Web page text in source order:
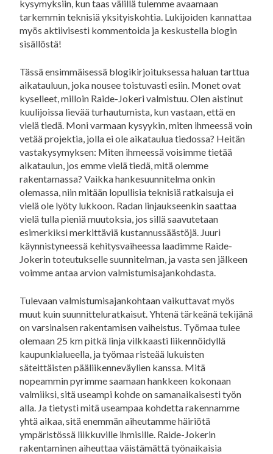
kysymyksiin, kun taas välillä tulemme avaamaan
tarkemmin teknisiä yksityiskohtia. Lukijoiden kannattaa
myös aktiivisesti kommentoida ja keskustella blogin
sisällöstä!
Tässä ensimmäisessä blogikirjoituksessa haluan tarttua
aikatauluun, joka nousee toistuvasti esiin. Monet ovat
kyselleet, milloin Raide-Jokeri valmistuu. Olen aistinut
kuulijoissa lievää turhautumista, kun vastaan, että en
vielä tiedä. Moni varmaan kysyykin, miten ihmeessä voin
vetää projektia, jolla ei ole aikataulua tiedossa? Heitän
vastakysymyksen: Miten ihmeessä voisimme tietää
aikataulun, jos emme vielä tiedä, mitä olemme
rakentamassa? Vaikka hankesuunnitelma onkin
olemassa, niin mitään lopullisia teknisiä ratkaisuja ei
vielä ole lyöty lukkoon. Radan linjaukseenkin saattaa
vielä tulla pieniä muutoksia, jos sillä saavutetaan
esimerkiksi merkittäviä kustannussäästöjä. Juuri
käynnistyneessä kehitysvaiheessa laadimme Raide-
Jokerin toteutukselle suunnitelman, ja vasta sen jälkeen
voimme antaa arvion valmistumisajankohdasta.
Tulevaan valmistumisajankohtaan vaikuttavat myös
muut kuin suunnitteluratkaisut. Yhtenä tärkeänä tekijänä
on varsinaisen rakentamisen vaiheistus. Työmaa tulee
olemaan 25 km pitkä linja vilkkaasti liikennöidyllä
kaupunkialueella, ja työmaa risteää lukuisten
säteittäisten pääliikenneväylien kanssa. Mitä
nopeammin pyrimme saamaan hankkeen kokonaan
valmiiksi, sitä useampi kohde on samanaikaisesti työn
alla. Ja tietysti mitä useampaa kohdetta rakennamme
yhtä aikaa, sitä enemmän aiheutamme häiriötä
ympäristössä liikkuville ihmisille. Raide-Jokerin
rakentaminen aiheuttaa väistämättä työnaikaisia